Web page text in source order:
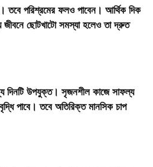
তবে পরিশ্রমের ফলও পাবেন। আর্থিক দিক
জীবনে ছোটখাটো সমস্যা হলেও তা দ্রুত
দিনটি উপযুক্ত। সৃজনশীল কাজে সাফল্য
পাবে। তবে অতিরিক্ত মানসিক চাপ